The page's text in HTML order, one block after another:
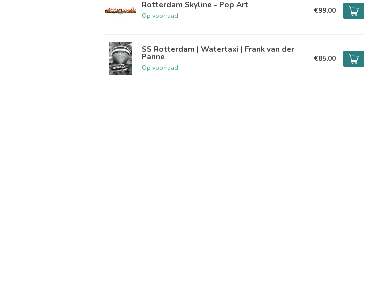
Rotterdam Skyline - Pop Art
Op voorraad
€99,00
SS Rotterdam | Watertaxi | Frank van der
Panne
Op voorraad
€85,00